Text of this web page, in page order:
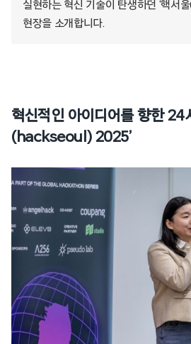
실현하는 혁신 기술이 탄생하던 ‘핵서
현장을 소개합니다.
혁신적인 아이디어를 향한 24
(hackseoul) 2025’